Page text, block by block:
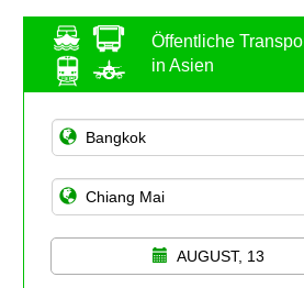
Öffentliche
in Asien
AUGUST, 13